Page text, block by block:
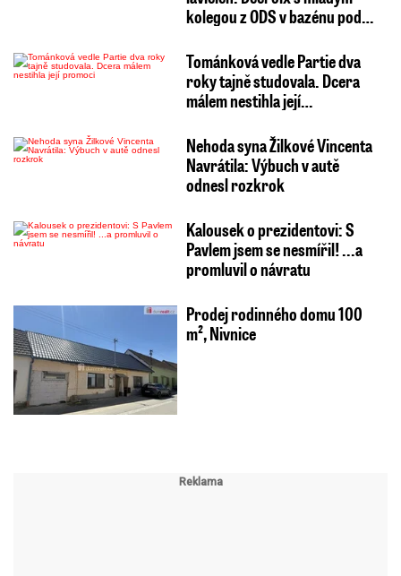
kolegou z ODS v bazénu pod…
Tománková vedle Partie dva
roky tajně studovala. Dcera
málem nestihla její…
Nehoda syna Žilkové Vincenta
Navrátila: Výbuch v autě
odnesl rozkrok
Kalousek o prezidentovi: S
Pavlem jsem se nesmířil! ...a
promluvil o návratu
Prodej rodinného domu 100
m², Nivnice